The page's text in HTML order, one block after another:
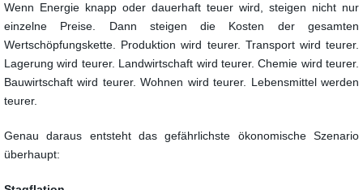
Wenn Energie knapp oder dauerhaft teuer wird, steigen nicht nur
einzelne Preise. Dann steigen die Kosten der gesamten
Wertschöpfungskette. Produktion wird teurer. Transport wird teurer.
Lagerung wird teurer. Landwirtschaft wird teurer. Chemie wird teurer.
Bauwirtschaft wird teurer. Wohnen wird teurer. Lebensmittel werden
teurer.
Genau daraus entsteht das gefährlichste ökonomische Szenario
überhaupt: